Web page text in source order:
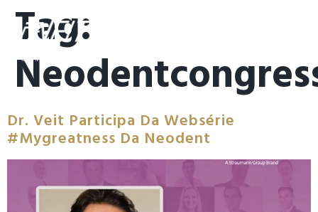
Tag:
Dr. Veit Participa Da Websérie
#mygreatness Da Neodent